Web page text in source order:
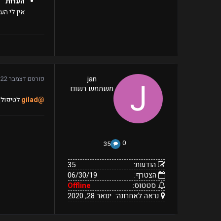
אין לי
הודעות:
הצטרף:
סטטוס:
Offline
נראה
לאחרונה:
ינואר
jan
משתמש רשום
0
35
הודעות:
35
הצטרף:
06/30/19
סטטוס:
Offline
נראה לאחרונה: ינואר 28, 2020
פורסםדצמבר 22, 2019
@gilad